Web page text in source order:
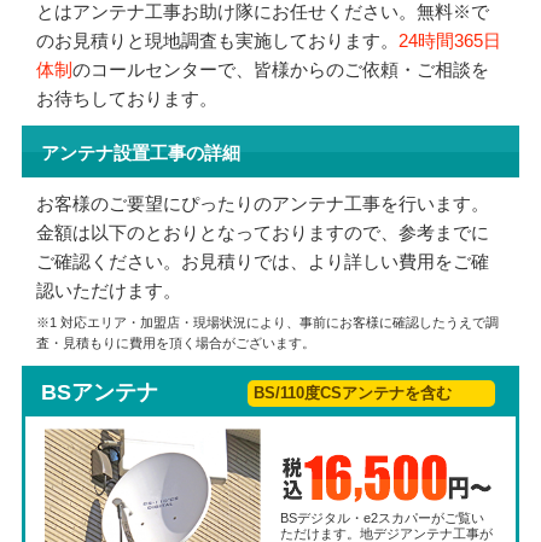
とはアンテナ工事お助け隊にお任せください。無料※で
のお見積りと現地調査も実施しております。24時間365日
体制のコールセンターで、皆様からのご依頼・ご相談を
お待ちしております。
アンテナ設置工事の詳細
お客様のご要望にぴったりのアンテナ工事を行います。
金額は以下のとおりとなっておりますので、参考までに
ご確認ください。お見積りでは、より詳しい費用をご確
認いただけます。
※1 対応エリア・加盟店・現場状況により、事前にお客様に確認したうえで調
査・見積もりに費用を頂く場合がございます。
BSアンテナ BS/110度CSアンテナを含む
BSデジタル・e2スカパーがご覧い
ただけます。地デジアンテナ工事が